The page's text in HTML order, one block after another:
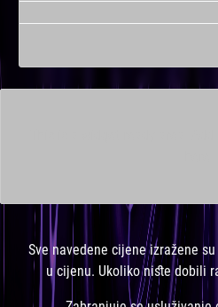
Sve navedene cijene izražene
u cijenu. Ukoliko niste dobili